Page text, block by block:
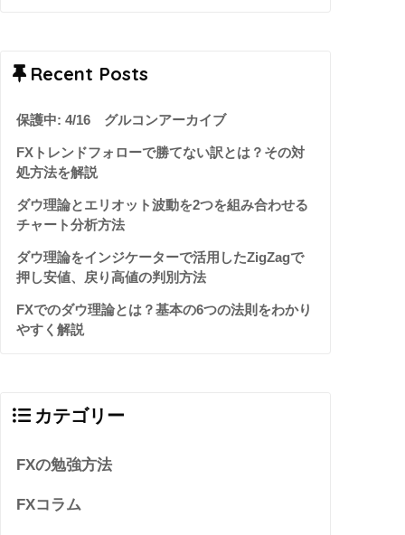
Recent Posts
保護中: 4/16 グルコンアーカイブ
FXトレンドフォローで勝てない訳とは？その対
処方法を解説
ダウ理論とエリオット波動を2つを組み合わせる
チャート分析方法
ダウ理論をインジケーターで活用したZigZagで
押し安値、戻り高値の判別方法
FXでのダウ理論とは？基本の6つの法則をわかり
やすく解説
カテゴリー
FXの勉強方法
FXコラム